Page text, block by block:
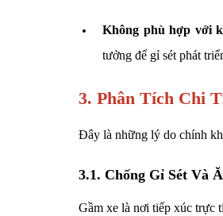
Không phù hợp với
tưởng để gỉ sét phát
3. Phân Tích Chi
Đây là những lý do chính
3.1. Chống Gỉ Sét Và
Gầm xe là nơi tiếp xúc trực